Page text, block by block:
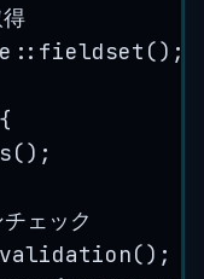
:: fieldset ();
();
ェック
validation();